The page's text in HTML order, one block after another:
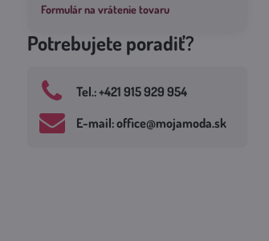
Formulár na vrátenie tovaru
Potrebujete poradiť?
Tel​.: +421 915 929 954
E-mail: office​@mojamoda​.sk